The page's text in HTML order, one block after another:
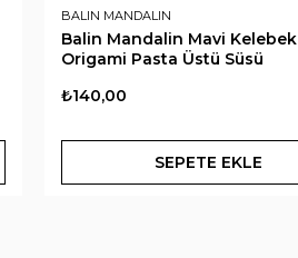
BALIN MANDALIN
Balin Mandalin Mavi Kelebek
Origami Pasta Üstü Süsü
₺140,00
SEPETE EKLE